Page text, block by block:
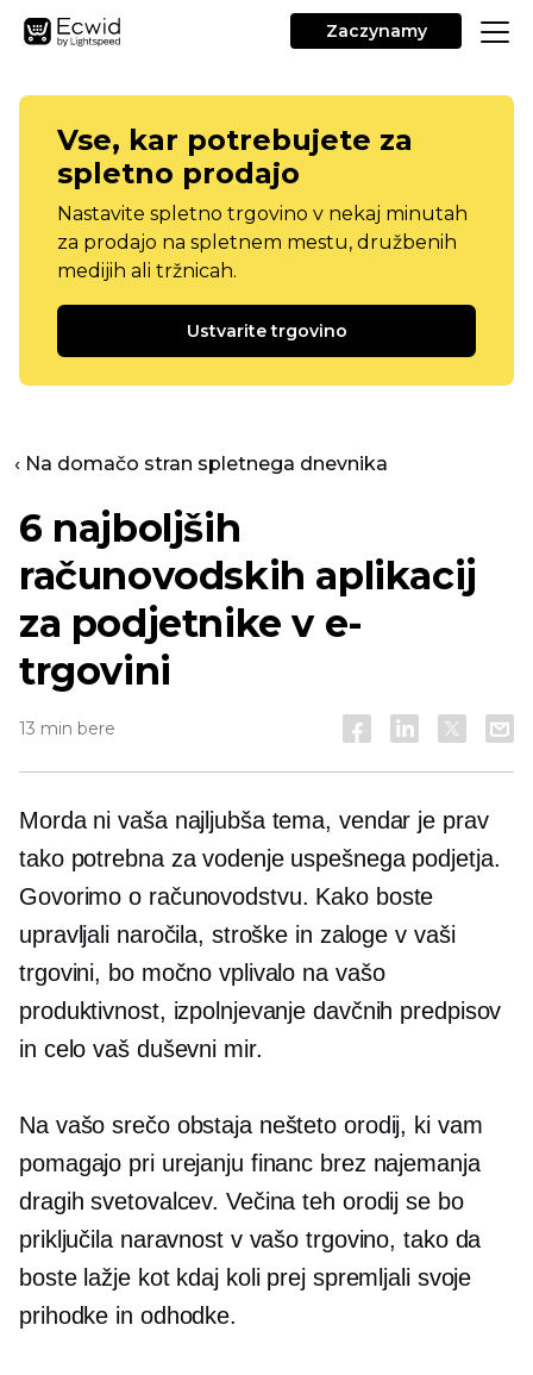
Zaczynamy
Vse, kar potrebujete za
spletno prodajo
Nastavite spletno trgovino v nekaj minutah
za prodajo na spletnem mestu, družbenih
medijih ali tržnicah.
Ustvarite trgovino
‹ Na domačo stran spletnega dnevnika
6 najboljših
računovodskih aplikacij
za podjetnike v e-
trgovini
13 min bere
Morda ni vaša najljubša tema, vendar je prav
tako potrebna za vodenje uspešnega podjetja.
Govorimo o računovodstvu. Kako boste
upravljali naročila, stroške in zaloge v vaši
trgovini, bo močno vplivalo na vašo
produktivnost, izpolnjevanje davčnih predpisov
in celo vaš duševni mir.
Na vašo srečo obstaja nešteto orodij, ki vam
pomagajo pri urejanju financ brez najemanja
dragih svetovalcev. Večina teh orodij se bo
priključila naravnost v vašo trgovino, tako da
boste lažje kot kdaj koli prej spremljali svoje
prihodke in odhodke.